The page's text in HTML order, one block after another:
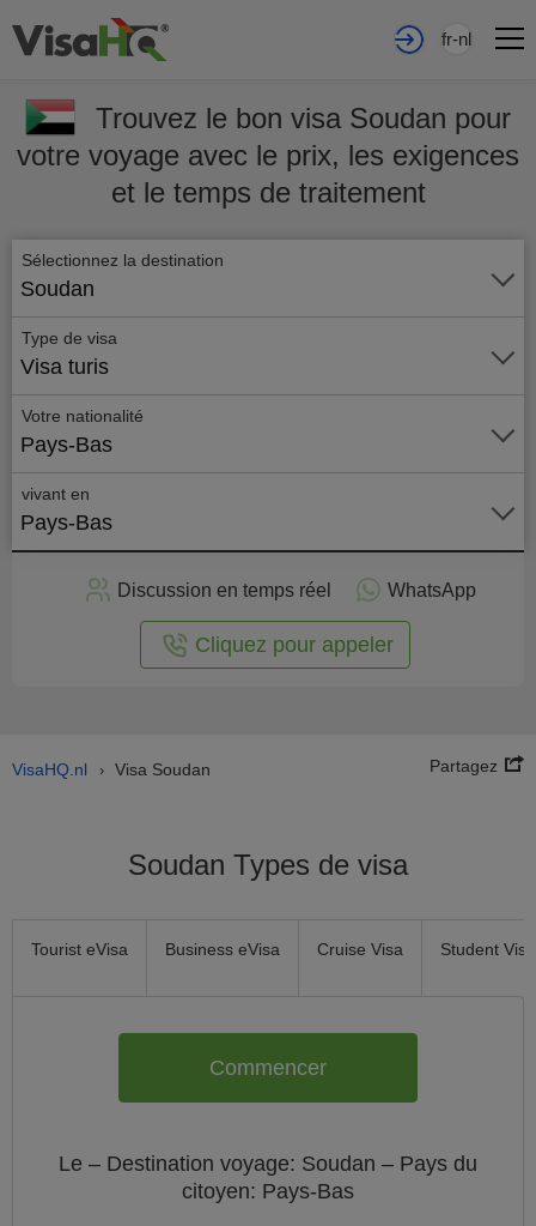
fr-nl
Trouvez le bon visa Soudan pour
votre voyage avec le prix, les exigences
et le temps de traitement
Sélectionnez la destination
Soudan
Type de visa
Visa turis
Votre nationalité
Pays-Bas
vivant en
Pays-Bas
Discussion en temps réel WhatsApp
Cliquez pour appeler
VisaHQ.nl › Visa Soudan Partagez
Soudan Types de visa
Tourist eVisa Business eVisa Cruise Visa Student Visa
Commencer
Le – Destination voyage: Soudan – Pays du
citoyen: Pays-Bas